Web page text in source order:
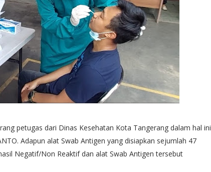
petugas dari Dinas Kesehatan Kota Tangerang dalam hal ini
Adapun alat Swab Antigen yang disiapkan sejumlah 47
Negatif/Non Reaktif dan alat Swab Antigen tersebut